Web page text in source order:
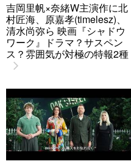
吉岡里帆×奈緒W主演作に北
村匠海、原嘉孝(timelesz)、
清水尚弥ら 映画『シャドウ
ワーク』ドラマ？サスペン
ス？雰囲気が対極の特報2種